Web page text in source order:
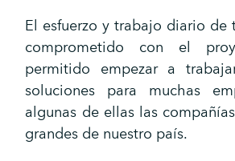
El esfuerzo y trabajo diario de
comprometido con el
permitido empezar a
soluciones para muchas
algunas de ellas las
grandes de nuestro país.